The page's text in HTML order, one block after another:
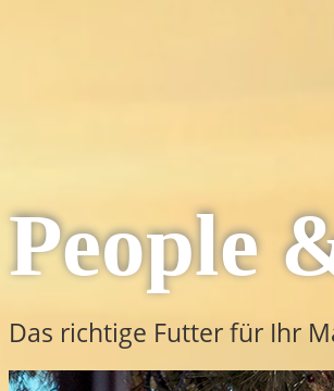
People
Das richtige Futter für Ihr